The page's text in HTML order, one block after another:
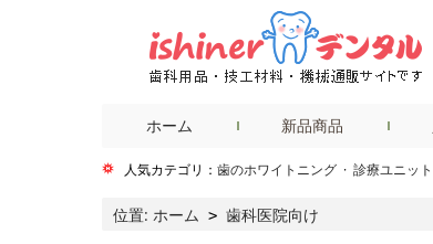
ホーム 新品商品
人気カテゴリ： 歯のホワイトニング · 診療ユニット
位置: ホーム > 歯科医院向け